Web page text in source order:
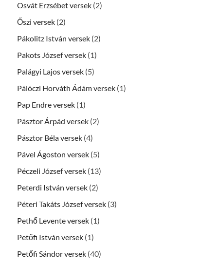
Osvát Erzsébet versek (2)
Őszi versek (2)
Pákolitz István versek (2)
Pakots József versek (1)
Palágyi Lajos versek (5)
Pálóczi Horváth Ádám versek (1)
Pap Endre versek (1)
Pásztor Árpád versek (2)
Pásztor Béla versek (4)
Pável Ágoston versek (5)
Péczeli József versek (13)
Peterdi István versek (2)
Péteri Takáts József versek (3)
Pethő Levente versek (1)
Petőfi István versek (1)
Petőfi Sándor versek (40)